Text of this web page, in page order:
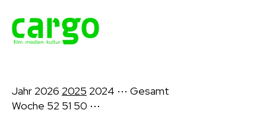
Jahr 2026 2025 2024 ⋯ Gesamt
Woche 52 51 50 ⋯